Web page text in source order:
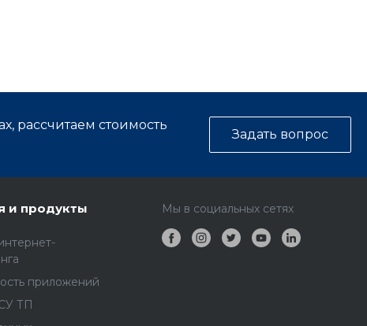
рассчитаем стоимость
Задать вопрос
и продукты
приложений
ТП
Мы в социальных сетях